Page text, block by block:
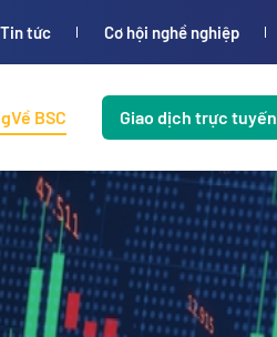
Tin tức Cơ hội nghề nghiệp
Về BSC Giao dịch trực tuyến